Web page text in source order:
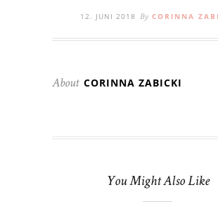
12. JUNI 2018 By CORINNA
About CORINNA ZABICKI
You Might Also Like